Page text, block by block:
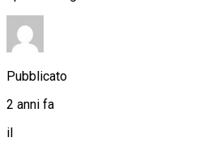
Pubblicato
2 anni fa
il